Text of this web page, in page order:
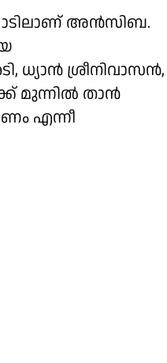
അൻസിബ.
ധ്യാൻ ശ്രീനിവാസൻ,
മുന്നിൽ താൻ
എന്നീ